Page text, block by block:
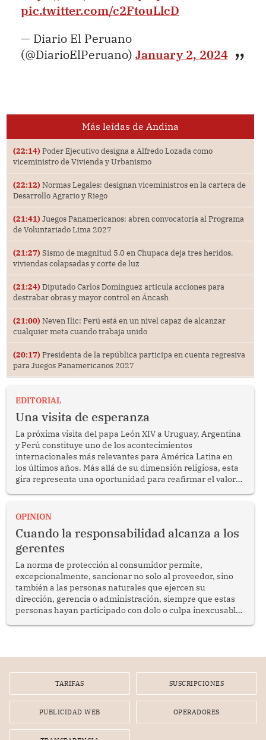
pic.twitter.com/c2FtouLlcD
— Diario El Peruano
(@DiarioElPeruano) January 2, 2024
Más leídas de Andina
(22:14) Poder Ejecutivo designa a Alfredo Lozada como
viceministro de Vivienda y Urbanismo
(22:12) Normas Legales: designan viceministros en la cartera de
Desarrollo Agrario y Riego
(21:41) Juegos Panamericanos: abren convocatoria al Programa
de Voluntariado Lima 2027
(21:27) Sismo de magnitud 5.0 en Chupaca deja tres heridos,
viviendas colapsadas y corte de luz
(21:24) Diputado Carlos Domínguez articula acciones para
destrabar obras y mayor control en Áncash
(21:00) Neven Ilic: Perú está en un nivel capaz de alcanzar
cualquier meta cuando trabaja unido
(20:17) Presidenta de la república participa en cuenta regresiva
para Juegos Panamericanos 2027
EDITORIAL
Una visita de esperanza
La próxima visita del papa León XIV a Uruguay, Argentina
y Perú constituye uno de los acontecimientos
internacionales más relevantes para América Latina en
los últimos años. Más allá de su dimensión religiosa, esta
gira representa una oportunidad para reafirmar el valor
enfrenta desafíos en materia de desarrollo, cohesión
OPINION
Cuando la responsabilidad alcanza a los
gerentes
La norma de protección al consumidor permite,
excepcionalmente, sancionar no solo al proveedor, sino
también a las personas naturales que ejercen su
dirección, gerencia o administración, siempre que estas
personas hayan participado con dolo o culpa inexcusable
por la frustrada realización de un meet and greet con
TARIFAS SUSCRIPCIONES
PUBLICIDAD WEB OPERADORES